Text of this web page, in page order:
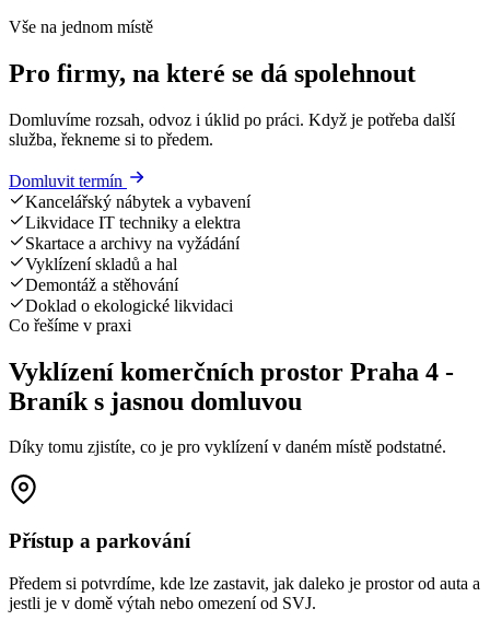
Vše na jednom místě
Pro firmy, na které se dá spolehnout
Domluvíme rozsah, odvoz i úklid po práci. Když je potřeba další
služba, řekneme si to předem.
Domluvit termín
Kancelářský nábytek a vybavení
Likvidace IT techniky a elektra
Skartace a archivy na vyžádání
Vyklízení skladů a hal
Demontáž a stěhování
Doklad o ekologické likvidaci
Co řešíme v praxi
Vyklízení komerčních prostor Praha 4 -
Braník s jasnou domluvou
Díky tomu zjistíte, co je pro vyklízení v daném místě podstatné.
Přístup a parkování
Předem si potvrdíme, kde lze zastavit, jak daleko je prostor od auta a
jestli je v domě výtah nebo omezení od SVJ.